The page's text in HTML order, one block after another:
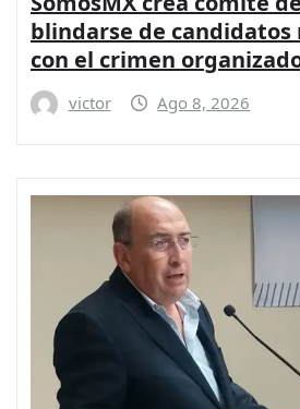
blindarse de candidatos
con el crimen
victor Ago 8, 2026